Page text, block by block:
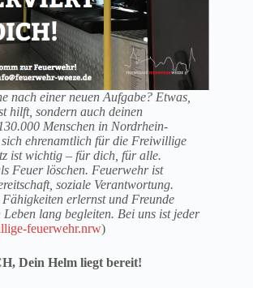
nach einer neuen Aufgabe? Etwas,
hilft, sondern auch deinen
Menschen in Nordrhein-
sich ehrenamtlich für die Freiwillige
ist wichtig – für dich, für alle.
Feuer löschen. Feuerwehr ist
soziale Verantwortung.
erlernst und Freunde
lang begleiten. Bei uns ist jeder
feuerwehr.nrw)
Dein Helm liegt bereit!